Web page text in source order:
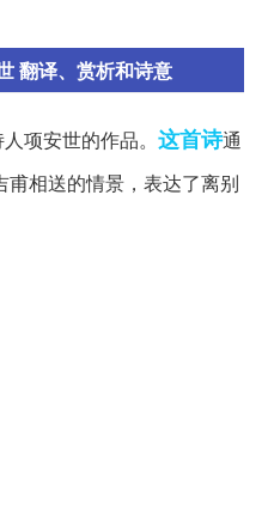
翻译、赏析和诗意
项安世的作品。 这首诗通
甫相送的情景，表达了离别